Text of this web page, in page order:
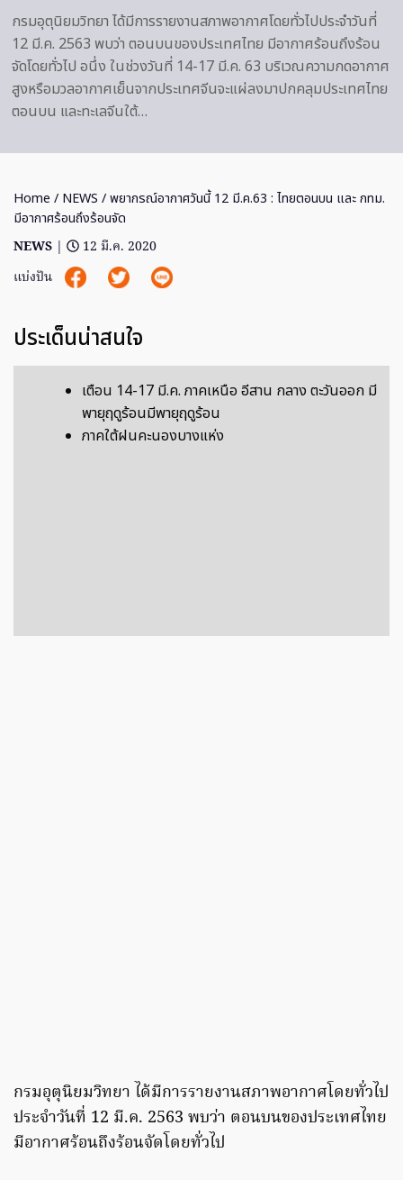
กรมอุตุนิยมวิทยา ได้มีการรายงานสภาพอากาศโดยทั่วไปประจำวันที่
12 มี.ค. 2563 พบว่า ตอนบนของประเทศไทย มีอากาศร้อนถึงร้อน
จัดโดยทั่วไป อนึ่ง ในช่วงวันที่ 14-17 มี.ค. 63 บริเวณความกดอากาศ
สูงหรือมวลอากาศเย็นจากประเทศจีนจะแผ่ลงมาปกคลุมประเทศไทย
ตอนบน และทะเลจีนใต้…
Home / NEWS / พยากรณ์อากาศวันนี้ 12 มี.ค.63 : ไทยตอนบน และ กทม.
มีอากาศร้อนถึงร้อนจัด
NEWS |
12 มี.ค. 2020
แบ่งปัน
ประเด็นน่าสนใจ
เตือน 14-17 มี.ค. ภาคเหนือ อีสาน กลาง ตะวันออก มี
พายุฤดูร้อนมีพายุฤดูร้อน
ภาคใต้ฝนคะนองบางแห่ง
กรมอุตุนิยมวิทยา ได้มีการรายงานสภาพอากาศโดยทั่วไป
ประจำวันที่ 12 มี.ค. 2563 พบว่า ตอนบนของประเทศไทย
มีอากาศร้อนถึงร้อนจัดโดยทั่วไป